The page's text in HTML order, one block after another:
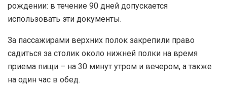
рождении: в течение 90 дней допускается
использовать эти документы.
За пассажирами верхних полок закрепили право
садиться за столик около нижней полки на время
приема пищи – на 30 минут утром и вечером, а также
на один час в обед.